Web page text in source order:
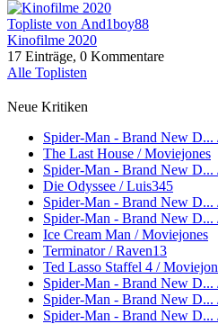
Topliste von And1boy88
Kinofilme 2020
17 Einträge, 0 Kommentare
Alle Toplisten
Neue Kritiken
Spider-Man - Brand New D...
The Last House / Moviejones
Spider-Man - Brand New D...
Die Odyssee / Luis345
Spider-Man - Brand New
Spider-Man - Brand New
Ice Cream Man / Moviejones
Terminator / Raven13
Ted Lasso Staffel 4 /
Spider-Man - Brand New D...
Spider-Man - Brand New D...
Spider-Man - Brand New D...